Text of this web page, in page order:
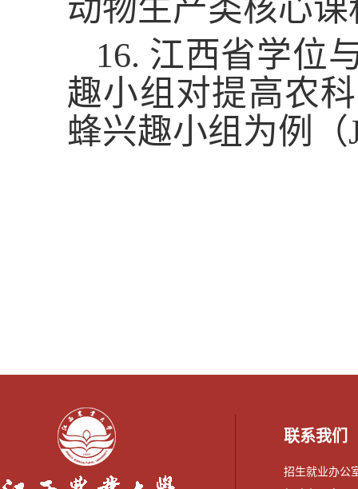
动物生产类核心课
16. 江西省学位
趣小组对提高农
蜂兴趣小组为例（
联系我们
招生就业办公